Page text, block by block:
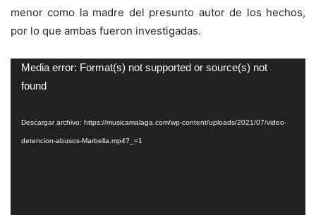
menor como la madre del presunto autor de los hechos,
por lo que ambas fueron investigadas.
Reproductor
de
Media error: Format(s) not supported or source(s) not
found
Descargar archivo: https://musicamalaga.com/wp-content/uploads/2021/07/video-
detencion-abusos-Marbella.mp4?_=1